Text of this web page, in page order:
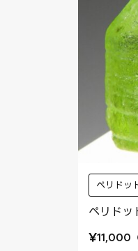
ペリドッ
ペリド
¥11,000